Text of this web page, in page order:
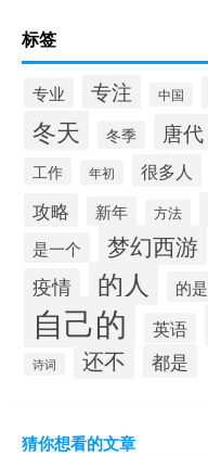
标签
专业 专注 中国
冬天 冬季 唐代
工作 年初 很多人
攻略 新年 方法
是一个 梦幻西游
疫情 的人 的是
自己的 英语
诗词 还不 都是
猜你想看的文章